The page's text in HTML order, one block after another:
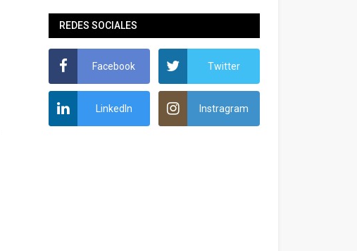
REDES SOCIALES
Facebook Twitter
LinkedIn Instragram